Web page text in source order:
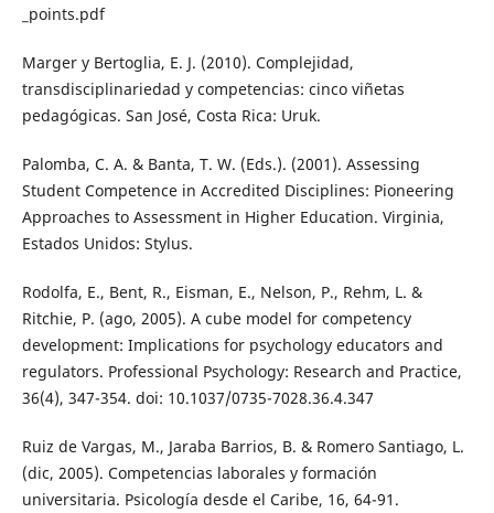
_points.pdf
Marger y Bertoglia, E. J. (2010). Complejidad,
transdisciplinariedad y competencias: cinco viñetas
pedagógicas. San José, Costa Rica: Uruk.
Palomba, C. A. & Banta, T. W. (Eds.). (2001). Assessing
Student Competence in Accredited Disciplines: Pioneering
Approaches to Assessment in Higher Education. Virginia,
Estados Unidos: Stylus.
Rodolfa, E., Bent, R., Eisman, E., Nelson, P., Rehm, L. &
Ritchie, P. (ago, 2005). A cube model for competency
development: Implications for psychology educators and
regulators. Professional Psychology: Research and Practice,
36(4), 347-354. doi: 10.1037/0735-7028.36.4.347
Ruiz de Vargas, M., Jaraba Barrios, B. & Romero Santiago, L.
(dic, 2005). Competencias laborales y formación
universitaria. Psicología desde el Caribe, 16, 64-91.